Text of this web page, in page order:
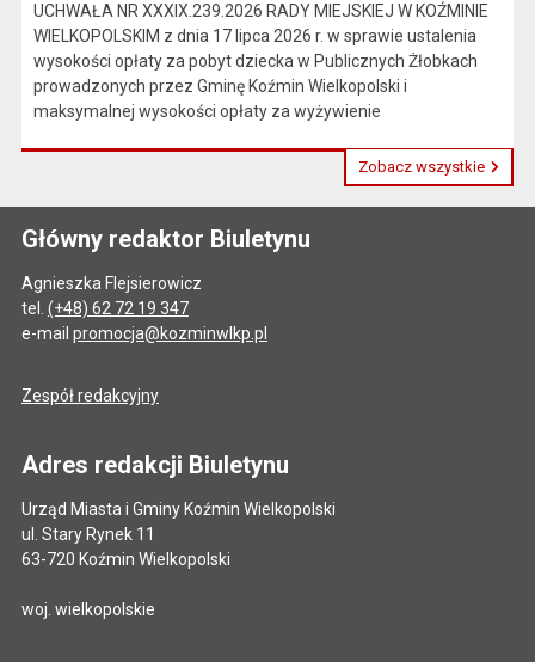
UCHWAŁA NR XXXIX.239.2026 RADY MIEJSKIEJ W KOŹMINIE
WIELKOPOLSKIM z dnia 17 lipca 2026 r. w sprawie ustalenia
wysokości opłaty za pobyt dziecka w Publicznych Żłobkach
prowadzonych przez Gminę Koźmin Wielkopolski i
maksymalnej wysokości opłaty za wyżywienie
Zobacz wszystkie
Główny redaktor Biuletynu
Agnieszka Flejsierowicz
tel. (+48) 62 72 19 347
e-mail promocja@kozminwlkp.pl
Zespół redakcyjny
Adres redakcji Biuletynu
Urząd Miasta i Gminy Koźmin Wielkopolski
ul. Stary Rynek 11
63-720 Koźmin Wielkopolski
woj. wielkopolskie